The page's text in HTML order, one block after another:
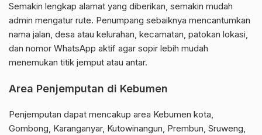
Semakin lengkap alamat yang diberikan, semakin mudah
admin mengatur rute. Penumpang sebaiknya mencantumkan
nama jalan, desa atau kelurahan, kecamatan, patokan lokasi,
dan nomor WhatsApp aktif agar sopir lebih mudah
menemukan titik jemput atau antar.
Area Penjemputan di Kebumen
Penjemputan dapat mencakup area Kebumen kota,
Gombong, Karanganyar, Kutowinangun, Prembun, Sruweng,